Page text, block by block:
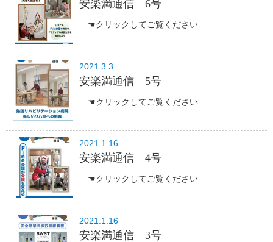
安楽満通信 6号
☚クリックしてご覧ください
2021.3.3
安楽満通信 5号
☚クリックしてご覧ください
2021.1.16
安楽満通信 4号
☚クリックしてご覧ください
2021.1.16
安楽満通信 3号